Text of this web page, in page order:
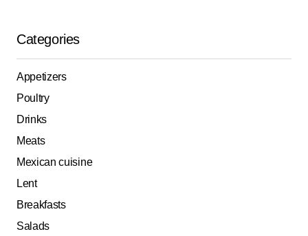
Categories
Appetizers
Poultry
Drinks
Meats
Mexican cuisine
Lent
Breakfasts
Salads